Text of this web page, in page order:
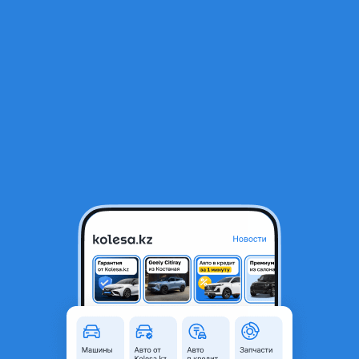
коробка в Алма-Ате Honda БУ мотор